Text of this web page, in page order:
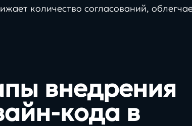
платформы,
количество согласований,
внедрения
кода в